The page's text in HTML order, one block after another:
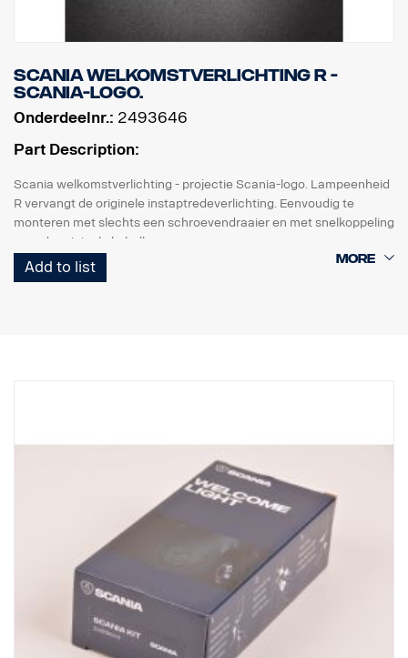
Scania welkomstverlichting R -
Scania-logo.
Onderdeelnr.: 2493646
Part Description:
Scania welkomstverlichting - projectie Scania-logo. Lampeenheid
R vervangt de originele instaptredeverlichting. Eenvoudig te
monteren met slechts een schroevendraaier en met snelkoppeling
voor de originele kabelboom.
Opmerking. Alleen bestemd voor vrachtwagens met originele
Add to list